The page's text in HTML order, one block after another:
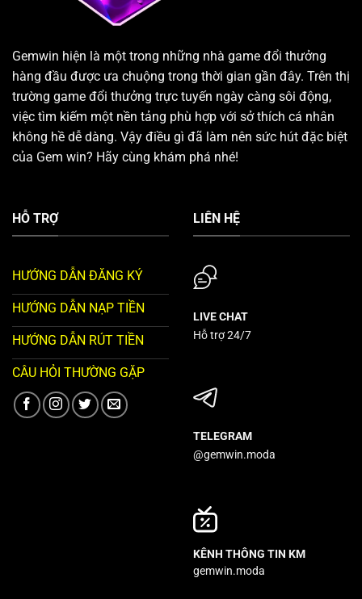
Gemwin hiện là một trong những nhà game đổi thưởng
hàng đầu được ưa chuộng trong thời gian gần đây. Trên thị
trường game đổi thưởng trực tuyến ngày càng sôi động,
việc tìm kiếm một nền tảng phù hợp với sở thích cá nhân
không hề dễ dàng. Vậy điều gì đã làm nên sức hút đặc biệt
của Gem win? Hãy cùng khám phá nhé!
HỖ TRỢ
HƯỚNG DẪN ĐĂNG KÝ
HƯỚNG DẪN NẠP TIỀN
HƯỚNG DẪN RÚT TIỀN
CÂU HỎI THƯỜNG GẶP
LIÊN HỆ
LIVE CHAT
Hỗ trợ 24/7
TELEGRAM
@gemwin.moda
KÊNH THÔNG TIN KM
gemwin.moda